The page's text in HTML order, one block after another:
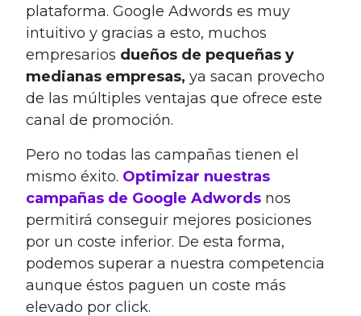
plataforma. Google Adwords es muy
intuitivo y gracias a esto, muchos
empresarios dueños de pequeñas y
medianas empresas, ya sacan provecho
de las múltiples ventajas que ofrece este
canal de promoción.
Pero no todas las campañas tienen el
mismo éxito. Optimizar nuestras
campañas de Google Adwords nos
permitirá conseguir mejores posiciones
por un coste inferior. De esta forma,
podemos superar a nuestra competencia
aunque éstos paguen un coste más
elevado por click.